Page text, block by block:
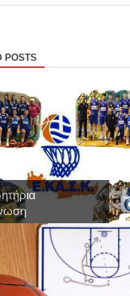
POSTS